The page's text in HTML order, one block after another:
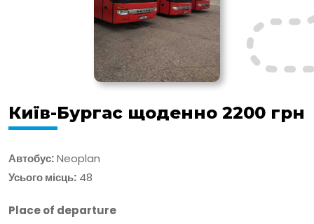
Київ-Бургас щоденно 2200 грн
Автобус:Neoplan
Усього місць: 48
Place of departure